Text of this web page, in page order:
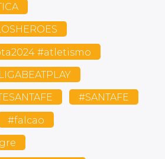
#atletismo
#SANTAFE
#falcao